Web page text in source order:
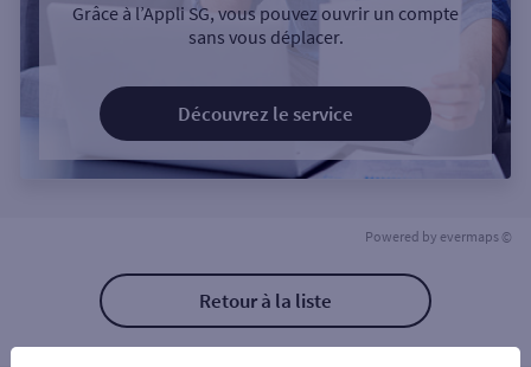
Grâce à l’Appli SG, vous pouvez ouvrir un compte
sans vous déplacer.
Découvrez le service
Powered by evermaps ©
Retour à la liste